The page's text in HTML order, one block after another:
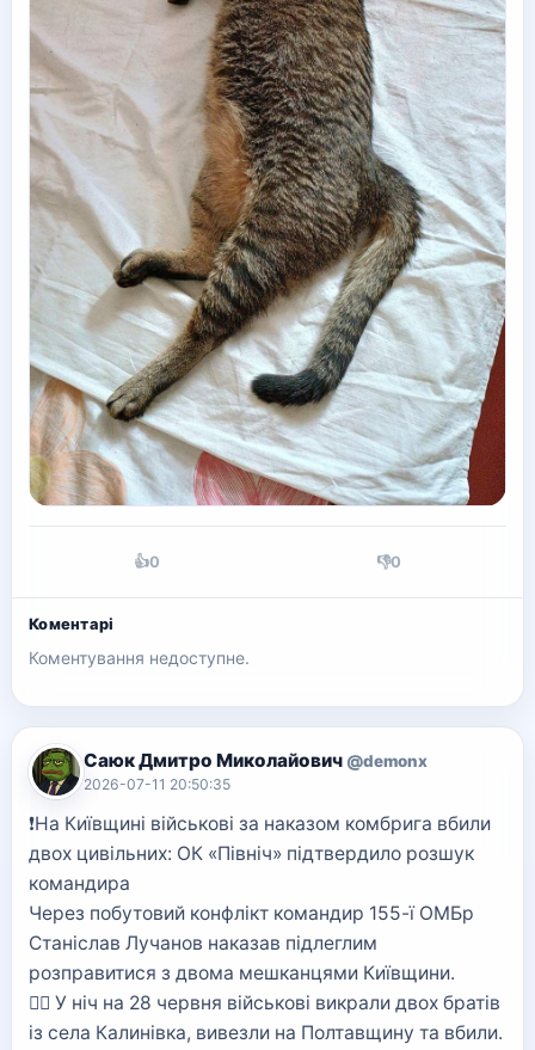
👍0 👎0
Коментарі
Коментування недоступне.
Саюк Дмитро Миколайович @demonx
2026-07-11 20:50:35
❗️На Київщині військові за наказом комбрига вбили
двох цивільних: ОК «Північ» підтвердило розшук
командира
Через побутовий конфлікт командир 155-ї ОМБр
Станіслав Лучанов наказав підлеглим
розправитися з двома мешканцями Київщини.
👉🏻 У ніч на 28 червня військові викрали двох братів
із села Калинівка, вивезли на Полтавщину та вбили.